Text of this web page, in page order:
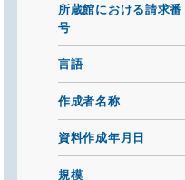
所蔵館における請求番
号
言語
作成者名称
資料作成年月日
規模